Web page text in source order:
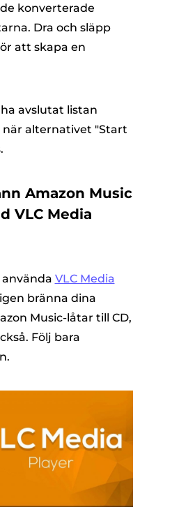
konverterade
Dra och släpp
att skapa en
avslutat listan
alternativet "Start
Amazon Music
VLC Media
VLC Media
bränna dina
Music-låtar till CD,
Följ bara